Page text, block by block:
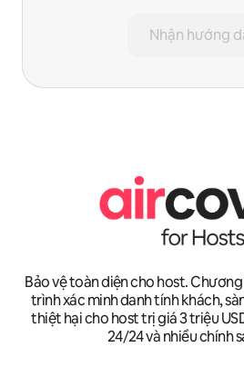
Nhận hướng
Bảo vệ toàn diện cho host.
trình xác minh danh tính khách,
thiệt hại cho host trị giá 3 triệu
24/24 và nhiều chính